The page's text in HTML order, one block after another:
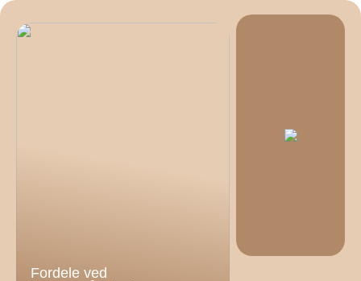
Fordele ved